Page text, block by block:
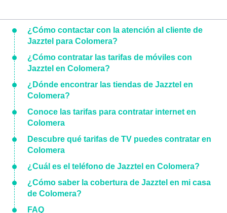
¿Cómo contactar con la atención al cliente de
Jazztel para Colomera?
¿Cómo contratar las tarifas de móviles con
Jazztel en Colomera?
¿Dónde encontrar las tiendas de Jazztel en
Colomera?
Conoce las tarifas para contratar internet en
Colomera
Descubre qué tarifas de TV puedes contratar en
Colomera
¿Cuál es el teléfono de Jazztel en Colomera?
¿Cómo saber la cobertura de Jazztel en mi casa
de Colomera?
FAQ